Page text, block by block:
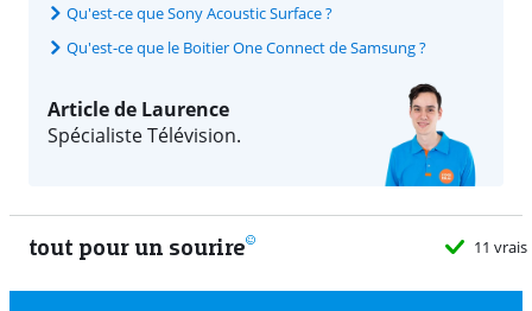
Qu'est-ce que Sony Acoustic Surface ?
Qu'est-ce que le Boitier One Connect de Samsung ?
Article de Laurence
Spécialiste Télévision.
tout pour un sourire 11